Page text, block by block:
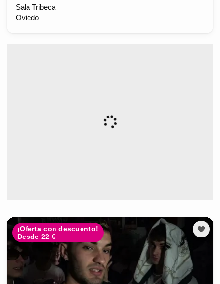
Sala Tribeca
Oviedo
¡Oferta con descuento!
Desde 22 €